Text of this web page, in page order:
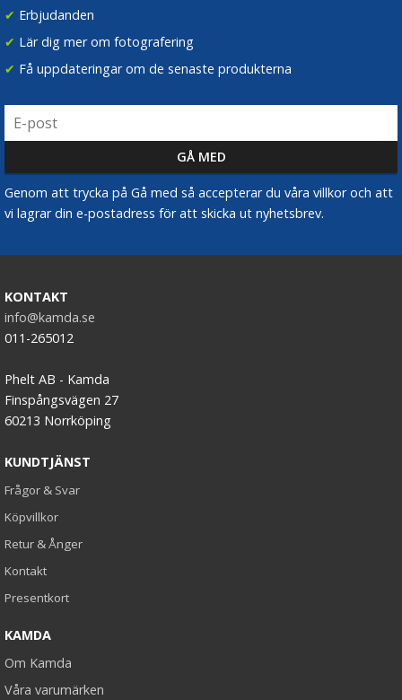
✔ Erbjudanden
✔ Lär dig mer om fotografering
✔ Få uppdateringar om de senaste produkterna
Genom att trycka på Gå med så accepterar du våra villkor och att
vi lagrar din e-postadress för att skicka ut nyhetsbrev.
KONTAKT
info@kamda.se
011-265012
Phelt AB - Kamda
Finspångsvägen 27
60213 Norrköping
KUNDTJÄNST
Frågor & Svar
Köpvillkor
Retur & Ånger
Kontakt
Presentkort
KAMDA
Om Kamda
Våra varumärken